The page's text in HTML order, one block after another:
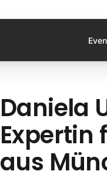
Daniela
Expertin
aus